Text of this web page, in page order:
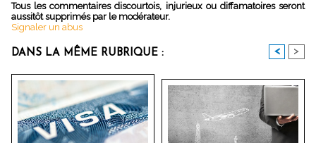
Tous les commentaires discourtois, injurieux ou diffamatoires seront
aussitôt supprimés par le modérateur.
Signaler un abus
DANS LA MÊME RUBRIQUE : < >